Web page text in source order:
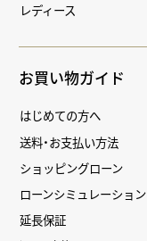
レディース
お買い物ガイド
はじめての方へ
送料・お支払い方法
ショッピングローン
ローンシミュレーション
延長保証